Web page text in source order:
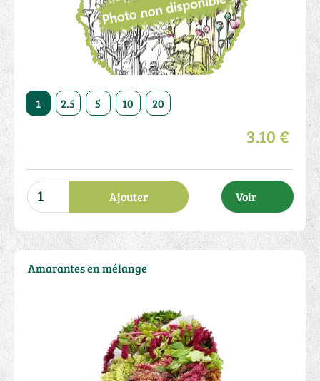
1 2.5 5 10 20
3.10 €
Ajouter Voir
Amarantes en mélange